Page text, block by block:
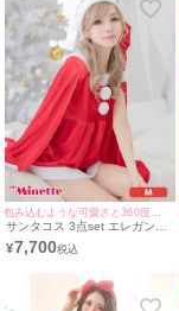
サンタコス 3点set エレガント
ケープデザイン サンタ コスプ
レ [トップス+ショートパンツ
¥7,700